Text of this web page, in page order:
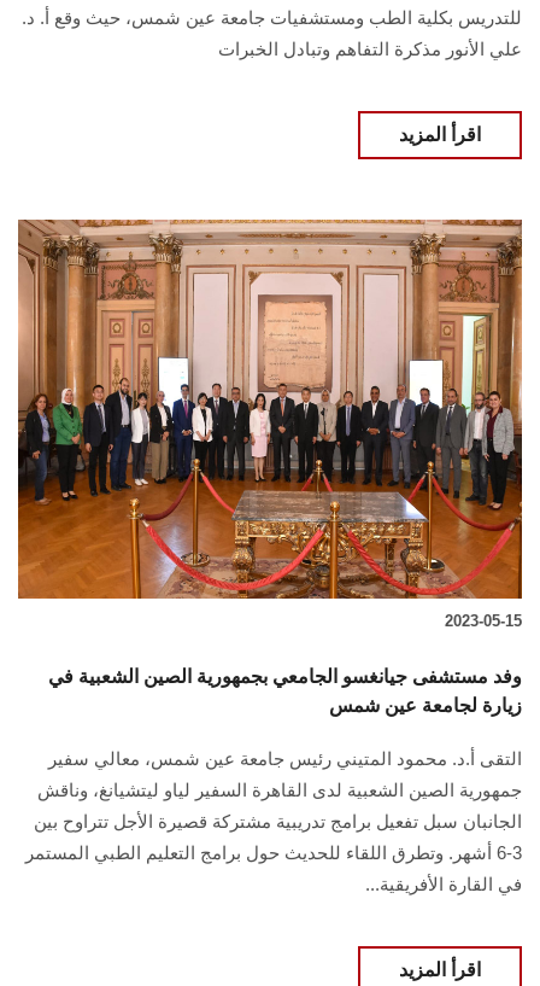
للتدريس بكلية الطب ومستشفيات جامعة عين شمس، حيث وقع أ. د.
علي الأنور مذكرة التفاهم وتبادل الخبرات
اقرأ المزيد
2023-05-15
وفد مستشفى جيانغسو الجامعي بجمهورية الصين الشعبية في
زيارة لجامعة عين شمس
التقى أ.د. محمود المتيني رئيس جامعة عين شمس، معالي سفير
جمهورية الصين الشعبية لدى القاهرة السفير لياو ليتشيانغ، وناقش
الجانبان سبل تفعيل برامج تدريبية مشتركة قصيرة الأجل تتراوح بين
3-6 أشهر. وتطرق اللقاء للحديث حول برامج التعليم الطبي المستمر
في القارة الأفريقية...
اقرأ المزيد